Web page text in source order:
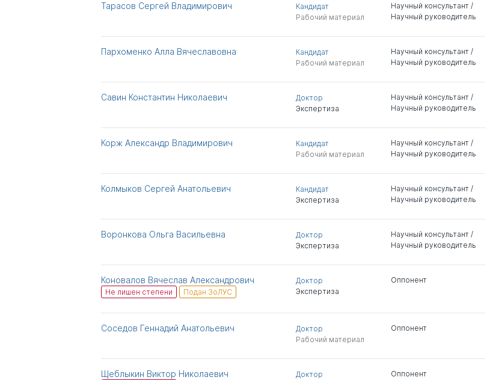
Тарасов Сергей Владимирович
Кандидат
Рабочий материал
Научный консультант /
Научный руководитель
Пархоменко Алла Вячеславовна
Кандидат
Рабочий материал
Научный консультант /
Научный руководитель
Савин Константин Николаевич
Доктор
Экспертиза
Научный консультант /
Научный руководитель
Корж Александр Владимирович
Кандидат
Рабочий материал
Научный консультант /
Научный руководитель
Колмыков Сергей Анатольевич
Кандидат
Экспертиза
Научный консультант /
Научный руководитель
Воронкова Ольга Васильевна
Доктор
Экспертиза
Научный консультант /
Научный руководитель
Коновалов Вячеслав Александрович
Не лишен степени Подан ЗоЛУС
Доктор
Экспертиза
Оппонент
Соседов Геннадий Анатольевич
Доктор
Рабочий материал
Оппонент
Щеблыкин Виктор Николаевич
Доктор
Оппонент